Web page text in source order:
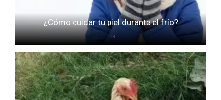
¿Cómo cuidar tu piel durante el frío?
TIPS